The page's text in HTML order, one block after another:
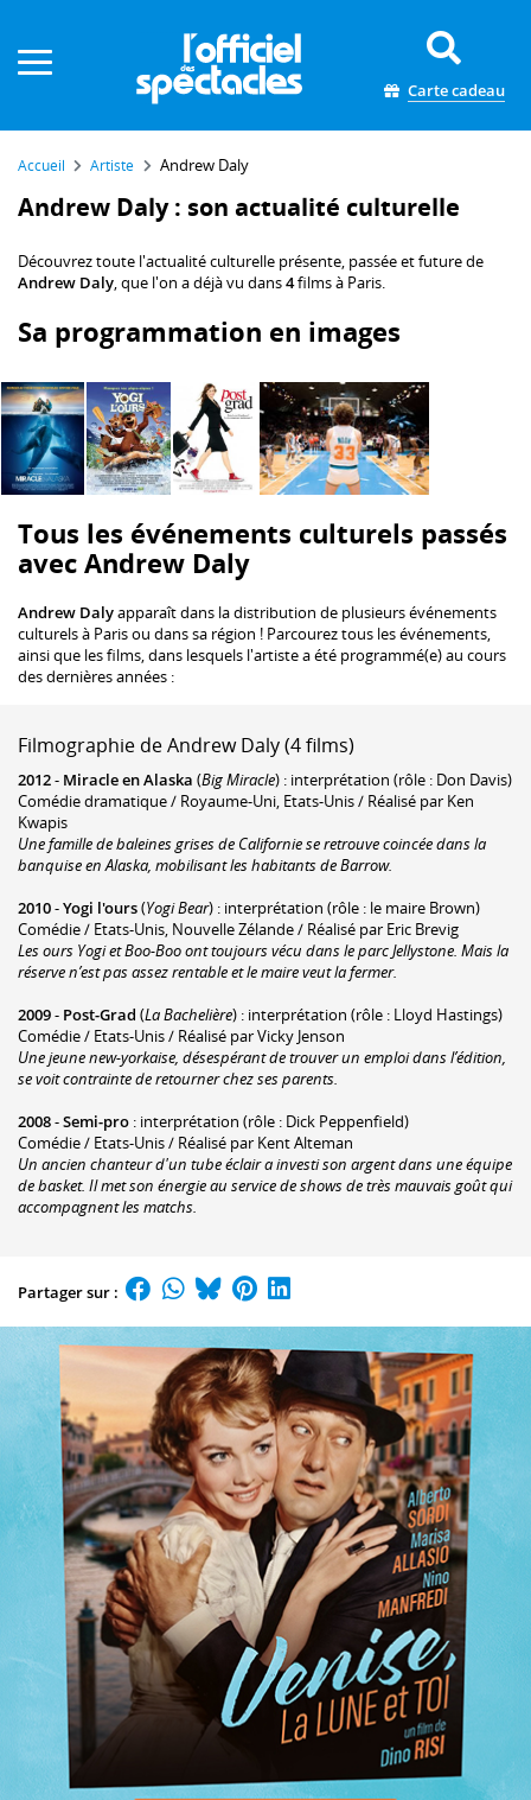
Carte cadeau
Accueil Artiste Andrew Daly
Andrew Daly : son actualité culturelle
Découvrez toute l'actualité culturelle présente, passée et future de
Andrew Daly, que l'on a déjà vu dans4films à Paris.
Sa programmation en images
Tous les événements culturels passés
avec Andrew Daly
Andrew Dalyapparaît dans la distribution de plusieurs événements
culturels à Paris ou dans sa région ! Parcourez tous les événements,
ainsi que les films, dans lesquels l'artiste a été programmé(e) au cours
des dernières années :
Filmographie de Andrew Daly (4 films)
2012- Miracle en Alaska (Big Miracle) : interprétation (rôle : Don Davis)
Comédie dramatique / Royaume-Uni, Etats-Unis / Réalisé par Ken
Kwapis
Une famille de baleines grises de Californie se retrouve coincée dans la
banquise en Alaska, mobilisant les habitants de Barrow.
2010-Yogi l'ours(Yogi Bear) : interprétation (rôle : le maire Brown)
Comédie / Etats-Unis, Nouvelle Zélande / Réalisé par Eric Brevig
Les ours Yogi et Boo-Boo ont toujours vécu dans le parc Jellystone. Mais la
réserve n’est pas assez rentable et le maire veut la fermer.
2009- Post-Grad (La Bachelière) : interprétation (rôle : Lloyd Hastings)
Comédie / Etats-Unis / Réalisé par Vicky Jenson
Une jeune new-yorkaise, désespérant de trouver un emploi dans l’édition,
se voit contrainte de retourner chez ses parents.
2008-Semi-pro : interprétation (rôle : Dick Peppenfield)
Comédie / Etats-Unis / Réalisé par Kent Alteman
Un ancien chanteur d'un tube éclair a investi son argent dans une équipe
de basket. Il met son énergie au service de shows de très mauvais goût qui
accompagnent les matchs.
Partager sur :